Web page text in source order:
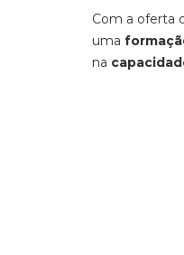
Com a oferta
uma
na